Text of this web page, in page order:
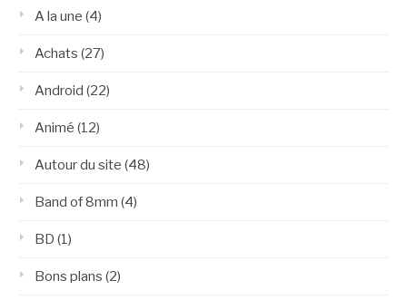
A la une (4)
Achats (27)
Android (22)
Animé (12)
Autour du site (48)
Band of 8mm (4)
BD (1)
Bons plans (2)